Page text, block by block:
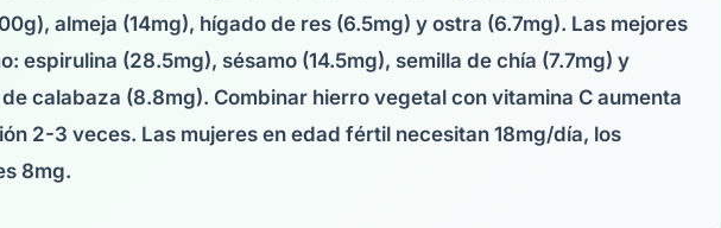
almeja (14mg), hígado de res (6.5mg) y ostra (6.7mg). Las mejores
espirulina (28.5mg), sésamo (14.5mg), semilla de chía (7.7mg) y
calabaza (8.8mg). Combinar hierro vegetal con vitamina C aumenta
2-3 veces. Las mujeres en edad fértil necesitan 18mg/día, los
8mg.